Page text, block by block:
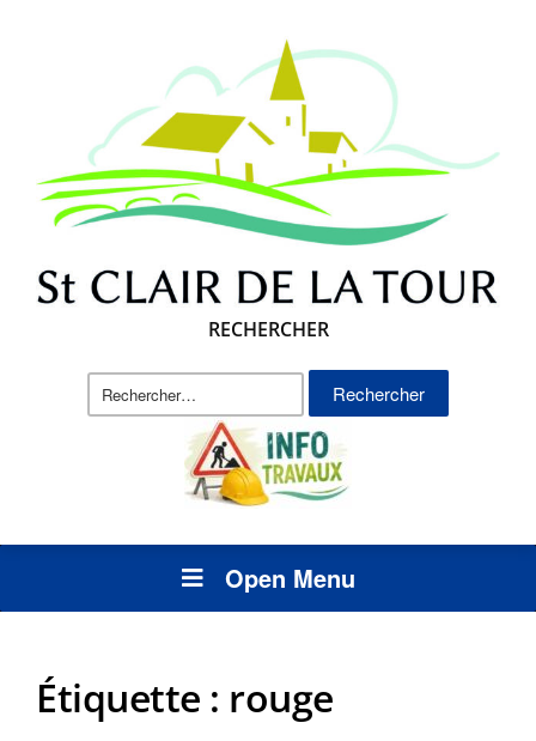
RECHERCHER
Rechercher :
Open Menu
Étiquette : rouge